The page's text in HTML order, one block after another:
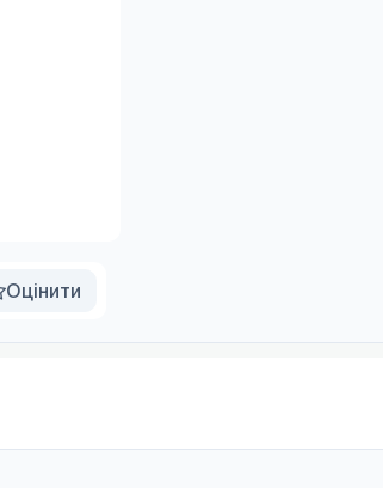
Оцінити